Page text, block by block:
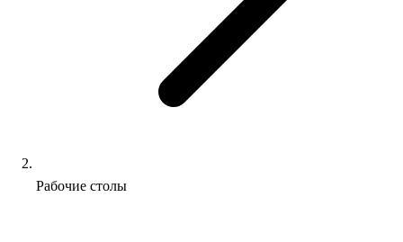
Рабочие столы